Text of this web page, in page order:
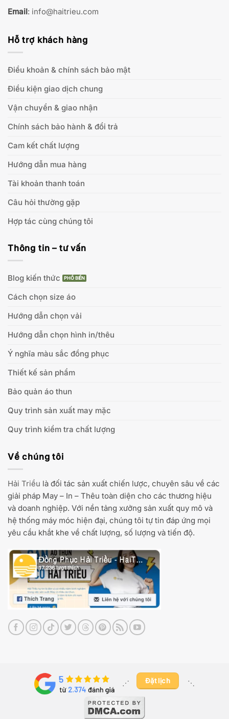
Email: info@haitrieu.com
Hỗ trợ khách hàng
Điều khoản & chính sách bảo mật
Điều kiện giao dịch chung
Vận chuyển & giao nhận
Chính sách bảo hành & đổi trả
Cam kết chất lượng
Hướng dẫn mua hàng
Tài khoản thanh toán
Câu hỏi thường gặp
Hợp tác cùng chúng tôi
Thông tin – tư vấn
Blog kiến thức
Cách chọn size áo
Hướng dẫn chọn vải
Hướng dẫn chọn hình in/thêu
Ý nghĩa màu sắc đồng phục
Thiết kế sản phẩm
Bảo quản áo thun
Quy trình sản xuất may mặc
Quy trình kiểm tra chất lượng
Về chúng tôi
Hải Triều là đối tác sản xuất chiến lược, chuyên sâu về các
giải pháp May – In – Thêu toàn diện cho các thương hiệu
và doanh nghiệp. Với nền tảng xưởng sản xuất quy mô và
hệ thống máy móc hiện đại, chúng tôi tự tin đáp ứng mọi
yêu cầu khắt khe về chất lượng, số lượng và tiến độ.
⋰ ​ Đặt lịch ⋱